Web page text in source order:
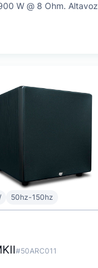
W @ 8 Ohm.
50hz-150hz
#50ARC011